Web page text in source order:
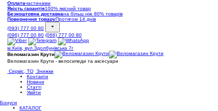
Оплатачастинами
Якість гарантія100% якісний товар
Безкоштовна доставкана більш ніж 80% товарів
Повернення товаруПротягом 14 днів
(093) 777 00 80
(096) 777 00 80 (066) 777 00 80
м.Київ, вул.Здолбунівська 7г
Веломагазин Крути
Веломагазин Крути - велосипеди та аксесуари
Сервіс, ТО Знижки
Контакти
Новини
Статті
Увійти
Бонуси
КАТАЛОГ